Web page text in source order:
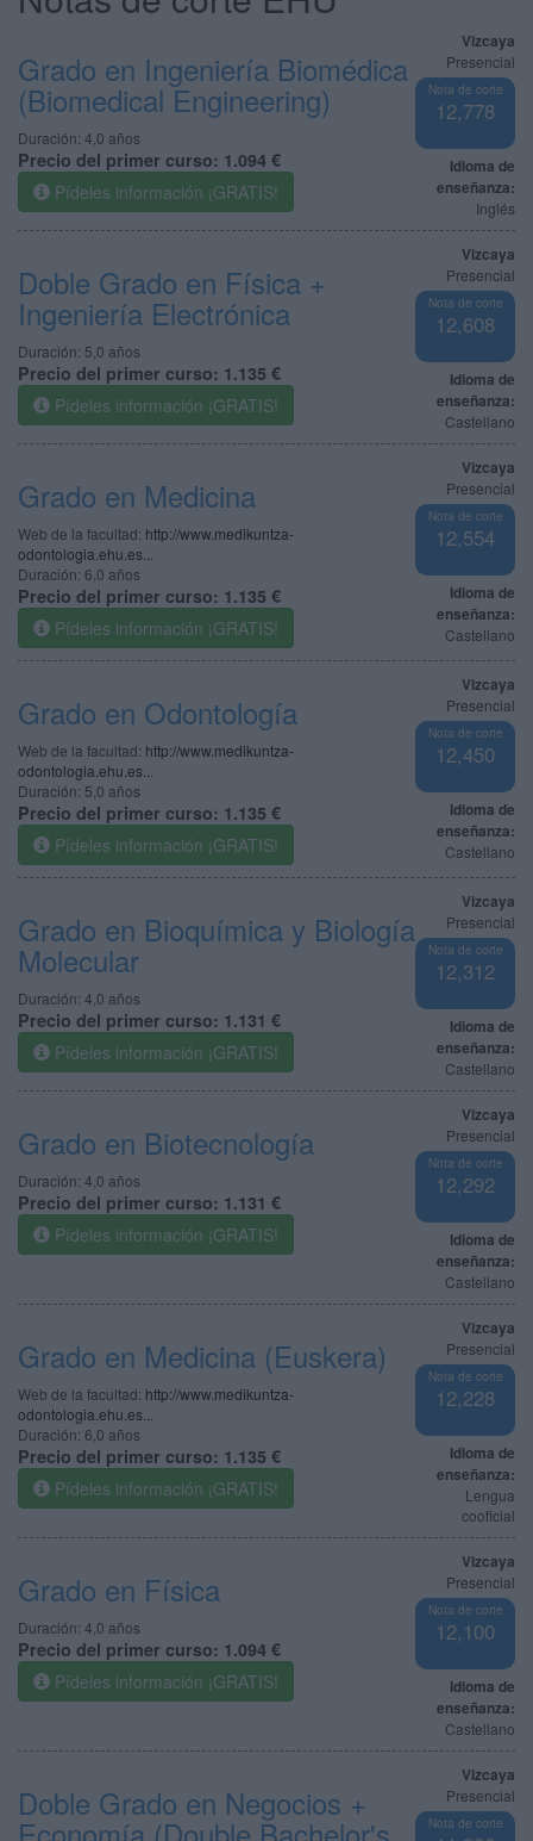
Vizcaya
Presencial
Nota de corte
12,778
Idioma de
enseñanza:
Inglés
Grado en Ingeniería Biomédica
(Biomedical Engineering)
Duración: 4,0 años
Precio del primer curso: 1.094 €
Pídeles información ¡GRATIS!
Vizcaya
Presencial
Nota de corte
12,608
Idioma de
enseñanza:
Castellano
Doble Grado en Física +
Ingeniería Electrónica
Duración: 5,0 años
Precio del primer curso: 1.135 €
Pídeles información ¡GRATIS!
Vizcaya
Presencial
Nota de corte
12,554
Idioma de
enseñanza:
Castellano
Grado en Medicina
Web de la facultad: http://www.medikuntza-
odontologia.ehu.es...
Duración: 6,0 años
Precio del primer curso: 1.135 €
Pídeles información ¡GRATIS!
Vizcaya
Presencial
Nota de corte
12,450
Idioma de
enseñanza:
Castellano
Grado en Odontología
Web de la facultad: http://www.medikuntza-
odontologia.ehu.es...
Duración: 5,0 años
Precio del primer curso: 1.135 €
Pídeles información ¡GRATIS!
Vizcaya
Presencial
Nota de corte
12,312
Idioma de
enseñanza:
Castellano
Grado en Bioquímica y Biología
Molecular
Duración: 4,0 años
Precio del primer curso: 1.131 €
Pídeles información ¡GRATIS!
Vizcaya
Presencial
Nota de corte
12,292
Idioma de
enseñanza:
Castellano
Grado en Biotecnología
Duración: 4,0 años
Precio del primer curso: 1.131 €
Pídeles información ¡GRATIS!
Vizcaya
Presencial
Nota de corte
12,228
Idioma de
enseñanza:
Lengua
cooficial
Grado en Medicina (Euskera)
Web de la facultad: http://www.medikuntza-
odontologia.ehu.es...
Duración: 6,0 años
Precio del primer curso: 1.135 €
Pídeles información ¡GRATIS!
Vizcaya
Presencial
Nota de corte
12,100
Idioma de
enseñanza:
Castellano
Grado en Física
Duración: 4,0 años
Precio del primer curso: 1.094 €
Pídeles información ¡GRATIS!
Vizcaya
Presencial
Nota de corte
Doble Grado en Negocios +